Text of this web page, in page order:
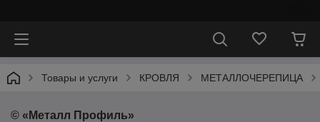
Товары и услуги КРОВЛЯ МЕТАЛЛОЧЕРЕПИЦА
© «Металл Профиль»